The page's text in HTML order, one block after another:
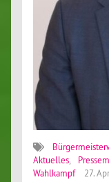
Aktuelles
Wahlkampf
27.